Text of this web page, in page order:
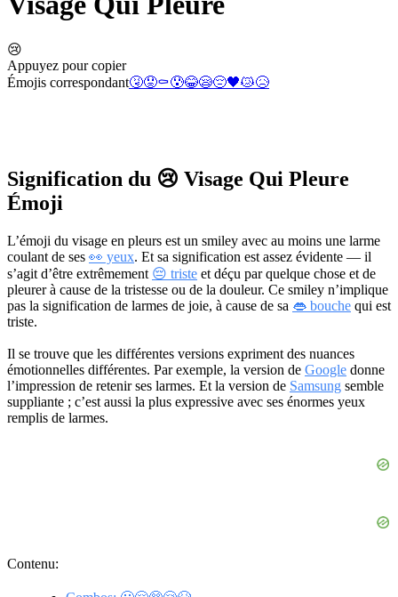
😢
Appuyez pour copier
Émojis correspondant🤧😟⚰️😰😂😪😔🖤😿😥
Signification du 😢 Visage Qui Pleure
Émoji
L’émoji du visage en pleurs est un smiley avec au moins une larme
coulant de ses 👀 yeux. Et sa signification est assez évidente — il
s’agit d’être extrêmement 😔 triste et déçu par quelque chose et de
pleurer à cause de la tristesse ou de la douleur. Ce smiley n’implique
pas la signification de larmes de joie, à cause de sa 👄 bouche qui est
triste.
Il se trouve que les différentes versions expriment des nuances
émotionnelles différentes. Par exemple, la version de Google donne
l’impression de retenir ses larmes. Et la version de Samsung semble
suppliante ; c’est aussi la plus expressive avec ses énormes yeux
remplis de larmes.
Contenu: